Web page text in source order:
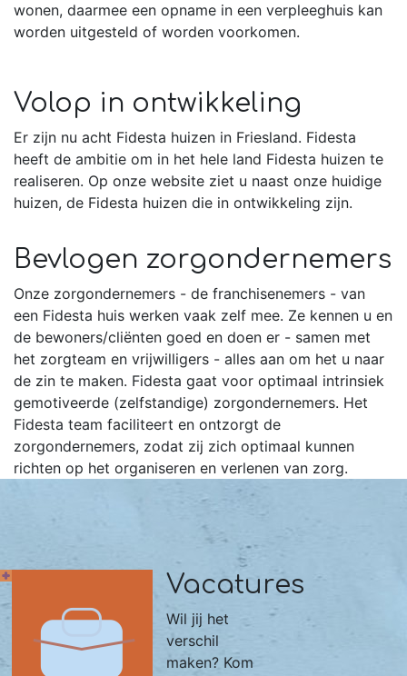
wonen, daarmee een opname in een verpleeghuis kan
worden uitgesteld of worden voorkomen.
Volop in ontwikkeling
Er zijn nu acht Fidesta huizen in Friesland. Fidesta
heeft de ambitie om in het hele land Fidesta huizen te
realiseren. Op onze website ziet u naast onze huidige
huizen, de Fidesta huizen die in ontwikkeling zijn.
Bevlogen zorgondernemers
Onze zorgondernemers - de franchisenemers - van
een Fidesta huis werken vaak zelf mee. Ze kennen u en
de bewoners/cliënten goed en doen er - samen met
het zorgteam en vrijwilligers - alles aan om het u naar
de zin te maken. Fidesta gaat voor optimaal intrinsiek
gemotiveerde (zelfstandige) zorgondernemers. Het
Fidesta team faciliteert en ontzorgt de
zorgondernemers, zodat zij zich optimaal kunnen
richten op het organiseren en verlenen van zorg.
Vacatures
Wil jij het
verschil
maken? Kom